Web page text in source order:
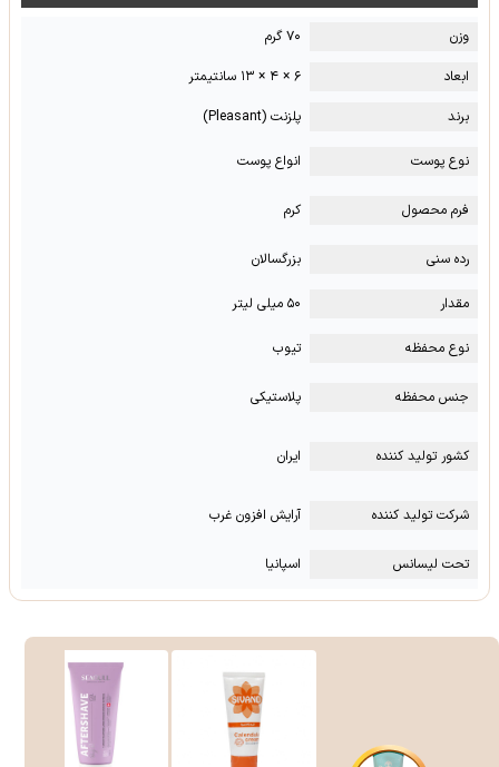
وزن
۷۰ گرم
ابعاد
۶ × ۴ × ۱۳ سانتیمتر
برند
پلزنت (Pleasant)
نوع پوست انواع پوست
فرم محصول کرم
رده سنی بزرگسالان
مقدار ۵۰ میلی لیتر
نوع محفظه تیوب
جنس محفظه پلاستیکی
کشور تولید کننده ایران
شرکت تولید کننده آرایش افزون غرب
تحت لیسانس اسپانیا